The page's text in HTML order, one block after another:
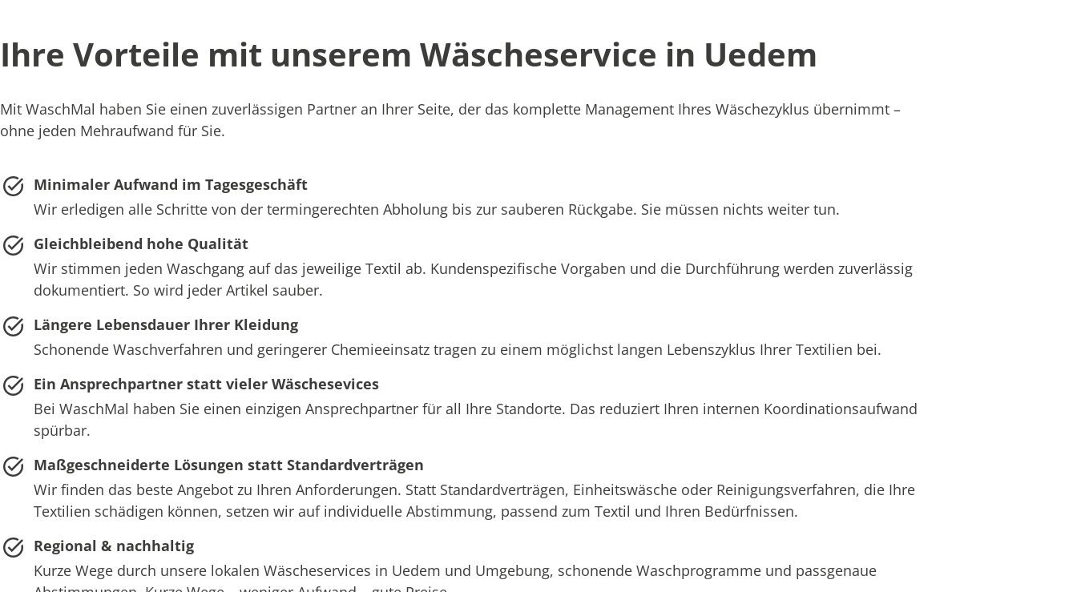
Ihre Vorteile mit unserem Wäscheservice in Uedem
Mit WaschMal haben Sie einen zuverlässigen Partner an Ihrer Seite, der das komplette Management Ihres Wäschezyklus übernimmt –
ohne jeden Mehraufwand für Sie.
Minimaler Aufwand im Tagesgeschäft
Wir erledigen alle Schritte von der termingerechten Abholung bis zur sauberen Rückgabe. Sie müssen nichts weiter tun.
Gleichbleibend hohe Qualität
Wir stimmen jeden Waschgang auf das jeweilige Textil ab. Kundenspezifische Vorgaben und die Durchführung werden zuverlässig
dokumentiert. So wird jeder Artikel sauber.
Längere Lebensdauer Ihrer Kleidung
Schonende Waschverfahren und geringerer Chemieeinsatz tragen zu einem möglichst langen Lebenszyklus Ihrer Textilien bei.
Ein Ansprechpartner statt vieler Wäschesevices
Bei WaschMal haben Sie einen einzigen Ansprechpartner für all Ihre Standorte. Das reduziert Ihren internen Koordinationsaufwand
spürbar.
Maßgeschneiderte Lösungen statt Standardverträgen
Wir finden das beste Angebot zu Ihren Anforderungen. Statt Standardverträgen, Einheitswäsche oder Reinigungsverfahren, die Ihre
Textilien schädigen können, setzen wir auf individuelle Abstimmung, passend zum Textil und Ihren Bedürfnissen.
Regional & nachhaltig
Kurze Wege durch unsere lokalen Wäscheservices in Uedem und Umgebung, schonende Waschprogramme und passgenaue